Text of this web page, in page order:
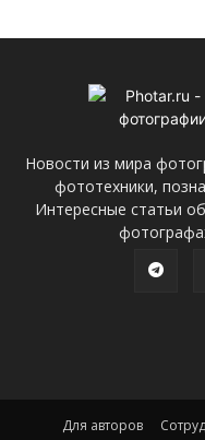
Новости из мира
фототехники,
Интересные статьи
Для авторов